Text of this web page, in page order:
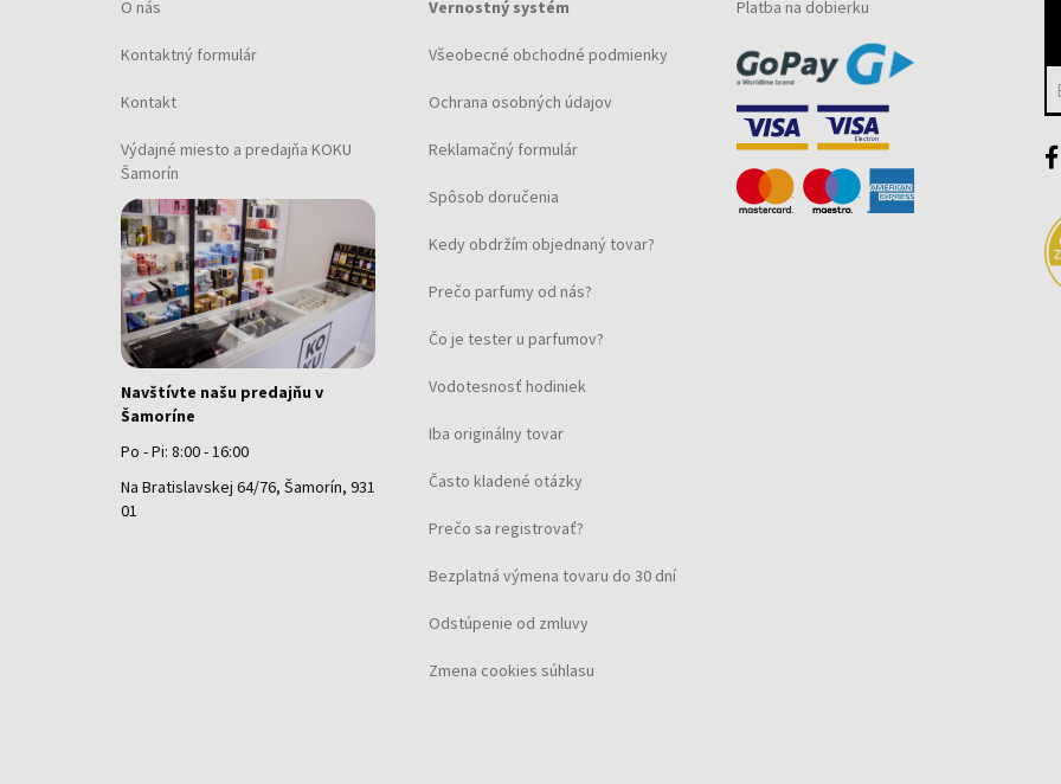
O nás
Kontaktný formulár
Kontakt
Výdajné miesto a predajňa KOKU
Šamorín
Navštívte našu predajňu v
Šamoríne
Po - Pi: 8:00 - 16:00
Na Bratislavskej 64/76, Šamorín, 931
01
Vernostný systém
Všeobecné obchodné podmienky
Ochrana osobných údajov
Reklamačný formulár
Spôsob doručenia
Kedy obdržím objednaný tovar?
Prečo parfumy od nás?
Čo je tester u parfumov?
Vodotesnosť hodiniek
Iba originálny tovar
Často kladené otázky
Prečo sa registrovať?
Bezplatná výmena tovaru do 30 dní
Odstúpenie od zmluvy
Zmena cookies súhlasu
Platba na dobierku